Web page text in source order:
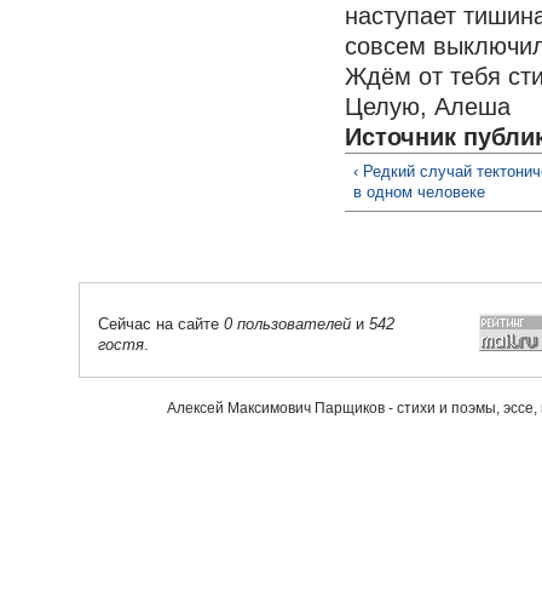
наступает
совсем
Ждём от тебя
Целую, Алеша
Источник
‹ Редкий случай
в одном человеке
Сейчас на сайте 0 пользователей и 542
гостя
Алексей Максимович Парщиков - стихи и поэмы,